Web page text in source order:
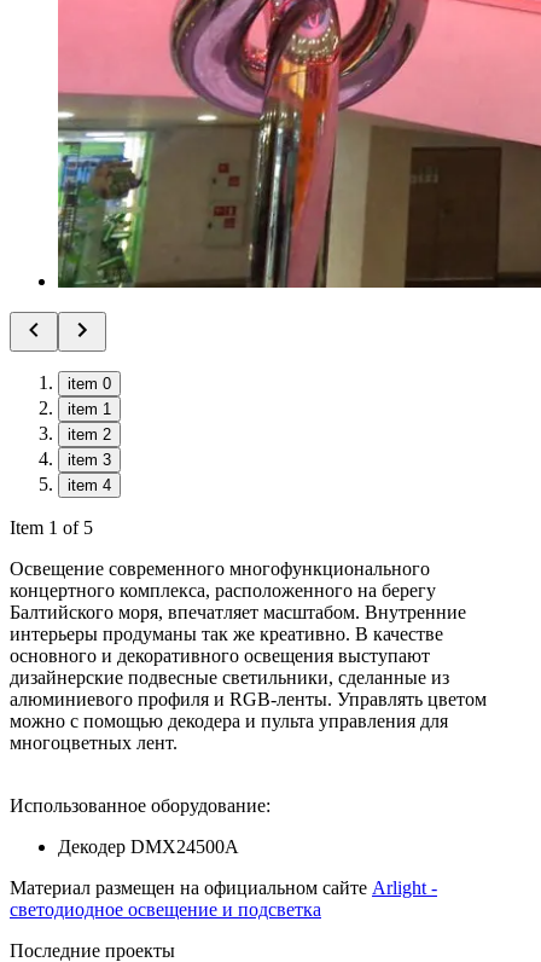
item 0
item 1
item 2
item 3
item 4
Item 1 of 5
Освещение современного многофункционального
концертного комплекса, расположенного на берегу
Балтийского моря, впечатляет масштабом. Внутренние
интерьеры продуманы так же креативно. В качестве
основного и декоративного освещения выступают
дизайнерские подвесные светильники, сделанные из
алюминиевого профиля и RGB-ленты. Управлять цветом
можно с помощью декодера и пульта управления для
многоцветных лент.
Использованное оборудование:
Декодер DMX24500A
Материал размещен на официальном сайте Arlight -
светодиодное освещение и подсветка
Последние проекты